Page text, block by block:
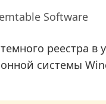
Software
реестра в
системы